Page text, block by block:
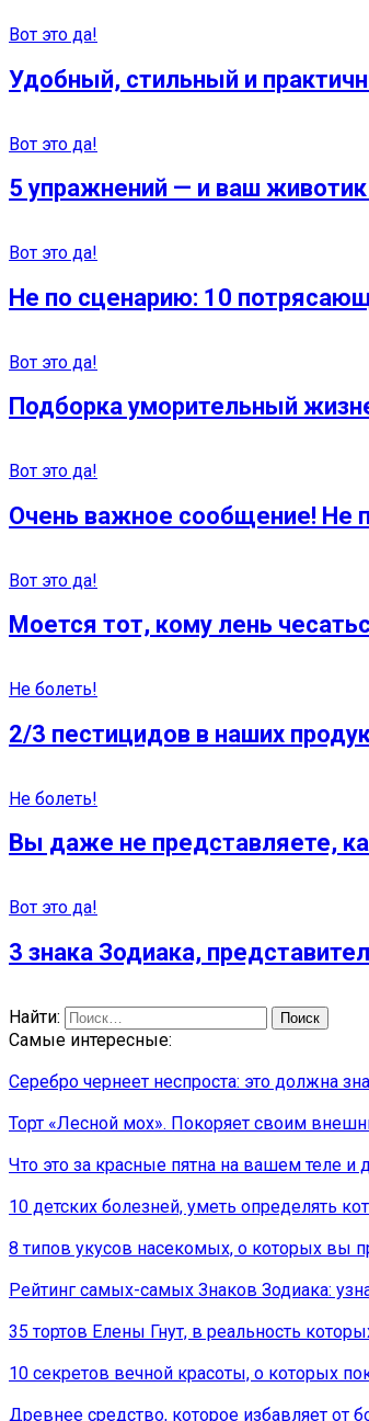
Вот это да!
Удобный, стильный и
Вот это да!
5 упражнений — и ваш
Вот это да!
Не по сценарию: 10
Вот это да!
Подборка уморительный
Вот это да!
Очень важное сообщение! Не
Вот это да!
Моется тот, кому лень
Не болеть!
2/3 пестицидов в наших
Не болеть!
Вы даже не представляете,
Вот это да!
3 знака Зодиака,
Найти:
Самые интересные:
Серебро чернеет неспроста: это должна
Торт «Лесной мох». Покоряет своим
Что это за красные пятна на вашем теле
10 детских болeзней, уметь определять
8 типов укусов насекомых, о которых вы
Рейтинг самых-самых Знаков Зодиака:
35 тортов Елены Гнут, в реальность
10 секретов вечной красоты, о которых
Древнее средство, которое избавляет от